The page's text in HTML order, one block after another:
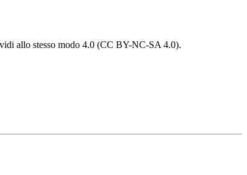
allo stesso modo 4.0 (CC BY-NC-SA 4.0).